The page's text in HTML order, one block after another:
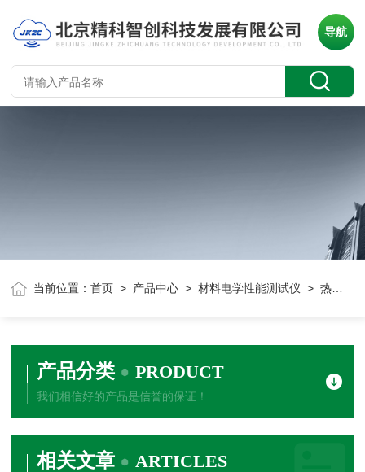
导航
当前位置：首页 > 产品中心 >材料电学性能测试仪 > 热释电系数高温测试系统
产品分类 PRODUCT
我们相信好的产品是信誉的保证！
相关文章 ARTICLES